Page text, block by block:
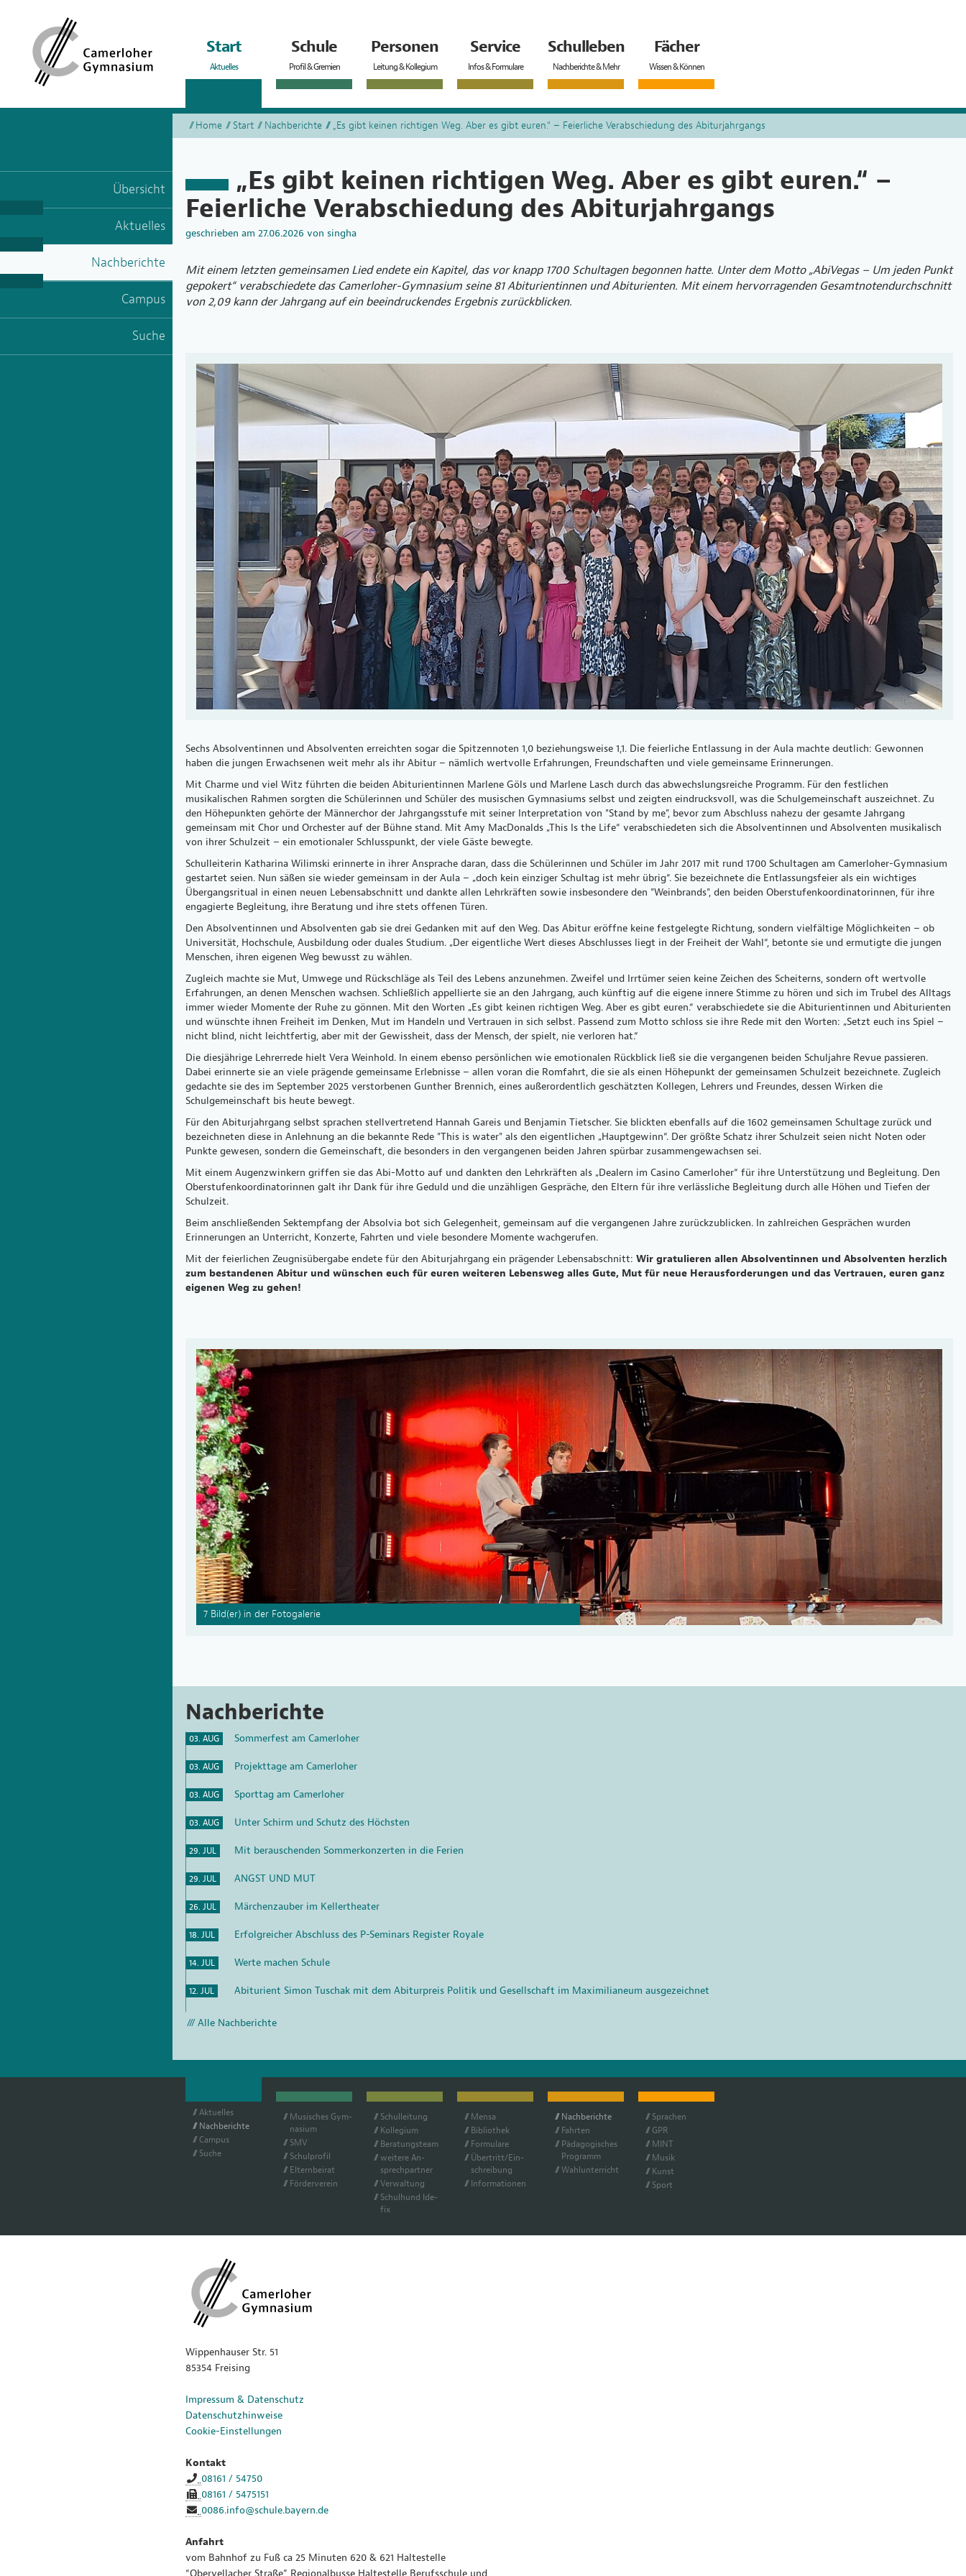
Start
Aktuelles
Schule
Profil & Gremien
Personen
Leitung & Kollegium
Service
Infos & Formulare
Schulleben
Nachberichte & Mehr
Fächer
Wissen & Können
Übersicht
Aktuelles
Nachberichte
Campus
Suche
Home Start Nachberichte „Es gibt keinen richtigen Weg. Aber es gibt euren.“ – Feierliche Verabschiedung des Abiturjahrgangs
„Es gibt keinen richtigen Weg. Aber es gibt euren.“ –
Feierliche Verabschiedung des Abiturjahrgangs
geschrieben am 27.06.2026 von singha
Mit einem letzten gemeinsamen Lied endete ein Kapitel, das vor knapp 1700 Schultagen begonnen hatte. Unter dem Motto „AbiVegas – Um jeden Punkt
gepokert“ verabschiedete das Camerloher-Gymnasium seine 81 Abiturientinnen und Abiturienten. Mit einem hervorragenden Gesamtnotendurchschnitt
von 2,09 kann der Jahrgang auf ein beeindruckendes Ergebnis zurückblicken.
Sechs Absolventinnen und Absolventen erreichten sogar die Spitzennoten 1,0 beziehungsweise 1,1. Die feierliche Entlassung in der Aula machte deutlich: Gewonnen
haben die jungen Erwachsenen weit mehr als ihr Abitur – nämlich wertvolle Erfahrungen, Freundschaften und viele gemeinsame Erinnerungen.
Mit Charme und viel Witz führten die beiden Abiturientinnen Marlene Göls und Marlene Lasch durch das abwechslungsreiche Programm. Für den festlichen
musikalischen Rahmen sorgten die Schülerinnen und Schüler des musischen Gymnasiums selbst und zeigten eindrucksvoll, was die Schulgemeinschaft auszeichnet. Zu
den Höhepunkten gehörte der Männerchor der Jahrgangsstufe mit seiner Interpretation von "Stand by me", bevor zum Abschluss nahezu der gesamte Jahrgang
gemeinsam mit Chor und Orchester auf der Bühne stand. Mit Amy MacDonalds „This Is the Life“ verabschiedeten sich die Absolventinnen und Absolventen musikalisch
von ihrer Schulzeit – ein emotionaler Schlusspunkt, der viele Gäste bewegte.
Schulleiterin Katharina Wilimski erinnerte in ihrer Ansprache daran, dass die Schülerinnen und Schüler im Jahr 2017 mit rund 1700 Schultagen am Camerloher-Gymnasium
gestartet seien. Nun säßen sie wieder gemeinsam in der Aula – „doch kein einziger Schultag ist mehr übrig“. Sie bezeichnete die Entlassungsfeier als ein wichtiges
Übergangsritual in einen neuen Lebensabschnitt und dankte allen Lehrkräften sowie insbesondere den "Weinbrands", den beiden Oberstufenkoordinatorinnen, für ihre
engagierte Begleitung, ihre Beratung und ihre stets offenen Türen.
Den Absolventinnen und Absolventen gab sie drei Gedanken mit auf den Weg. Das Abitur eröffne keine festgelegte Richtung, sondern vielfältige Möglichkeiten – ob
Universität, Hochschule, Ausbildung oder duales Studium. „Der eigentliche Wert dieses Abschlusses liegt in der Freiheit der Wahl“, betonte sie und ermutigte die jungen
Menschen, ihren eigenen Weg bewusst zu wählen.
Zugleich machte sie Mut, Umwege und Rückschläge als Teil des Lebens anzunehmen. Zweifel und Irrtümer seien keine Zeichen des Scheiterns, sondern oft wertvolle
Erfahrungen, an denen Menschen wachsen. Schließlich appellierte sie an den Jahrgang, auch künftig auf die eigene innere Stimme zu hören und sich im Trubel des Alltags
immer wieder Momente der Ruhe zu gönnen. Mit den Worten „Es gibt keinen richtigen Weg. Aber es gibt euren.“ verabschiedete sie die Abiturientinnen und Abiturienten
und wünschte ihnen Freiheit im Denken, Mut im Handeln und Vertrauen in sich selbst. Passend zum Motto schloss sie ihre Rede mit den Worten: „Setzt euch ins Spiel –
nicht blind, nicht leichtfertig, aber mit der Gewissheit, dass der Mensch, der spielt, nie verloren hat.“
Die diesjährige Lehrerrede hielt Vera Weinhold. In einem ebenso persönlichen wie emotionalen Rückblick ließ sie die vergangenen beiden Schuljahre Revue passieren.
Dabei erinnerte sie an viele prägende gemeinsame Erlebnisse – allen voran die Romfahrt, die sie als einen Höhepunkt der gemeinsamen Schulzeit bezeichnete. Zugleich
gedachte sie des im September 2025 verstorbenen Gunther Brennich, eines außerordentlich geschätzten Kollegen, Lehrers und Freundes, dessen Wirken die
Schulgemeinschaft bis heute bewegt.
Für den Abiturjahrgang selbst sprachen stellvertretend Hannah Gareis und Benjamin Tietscher. Sie blickten ebenfalls auf die 1602 gemeinsamen Schultage zurück und
bezeichneten diese in Anlehnung an die bekannte Rede "This is water" als den eigentlichen „Hauptgewinn“. Der größte Schatz ihrer Schulzeit seien nicht Noten oder
Punkte gewesen, sondern die Gemeinschaft, die besonders in den vergangenen beiden Jahren spürbar zusammengewachsen sei.
Mit einem Augenzwinkern griffen sie das Abi-Motto auf und dankten den Lehrkräften als „Dealern im Casino Camerloher“ für ihre Unterstützung und Begleitung. Den
Oberstufenkoordinatorinnen galt ihr Dank für ihre Geduld und die unzähligen Gespräche, den Eltern für ihre verlässliche Begleitung durch alle Höhen und Tiefen der
Schulzeit.
Beim anschließenden Sektempfang der Absolvia bot sich Gelegenheit, gemeinsam auf die vergangenen Jahre zurückzublicken. In zahlreichen Gesprächen wurden
Erinnerungen an Unterricht, Konzerte, Fahrten und viele besondere Momente wachgerufen.
Mit der feierlichen Zeugnisübergabe endete für den Abiturjahrgang ein prägender Lebensabschnitt: Wir gratulieren allen Absolventinnen und Absolventen herzlich
zum bestandenen Abitur und wünschen euch für euren weiteren Lebensweg alles Gute, Mut für neue Herausforderungen und das Vertrauen, euren ganz
eigenen Weg zu gehen!
7 Bild(er) in der Fotogalerie
Nachberichte
03. AUG Sommerfest am Camerloher
03. AUG Projekttage am Camerloher
03. AUG Sporttag am Camerloher
03. AUG Unter Schirm und Schutz des Höchsten
29. JUL Mit berauschenden Sommerkonzerten in die Ferien
29. JUL ANGST UND MUT
26. JUL Märchenzauber im Kellertheater
18. JUL Erfolgreicher Abschluss des P-Seminars Register Royale
14. JUL Werte machen Schule
12. JUL Abiturient Simon Tuschak mit dem Abiturpreis Politik und Gesellschaft im Maximilianeum ausgezeichnet
Alle Nachberichte
Ak­tu­el­les
Nach­be­rich­te
Cam­pus
Su­che
Mu­si­sches Gym­
na­si­um
SMV
Schul­pro­fil
El­tern­bei­rat
För­der­ver­ein
Schul­lei­tung
Kol­le­gi­um
Be­ra­tungs­team
wei­te­re An­
sprech­part­ner
Ver­wal­tung
Schul­hund Ide­
fix
Men­sa
Bi­blio­thek
For­mu­la­re
Über­tritt/Ein­
schrei­bung
In­for­ma­tio­nen
Nach­be­rich­te
Fahr­ten
Päd­ago­gi­sches
Pro­gramm
Wahl­un­ter­richt
Spra­chen
GPR
MINT
Mu­sik
Kunst
Sport
Wippenhauser Str. 51
85354 Freising
Impressum & Datenschutz
Datenschutzhinweise
Cookie-Einstellungen
Kontakt
08161 / 54750
08161 / 5475151
0086.info@schule.bayern.de
Anfahrt
vom Bahnhof zu Fuß ca 25 Minuten 620 & 621 Haltestelle
“Obervellacher Straße” Regionalbusse Haltestelle Berufsschule und